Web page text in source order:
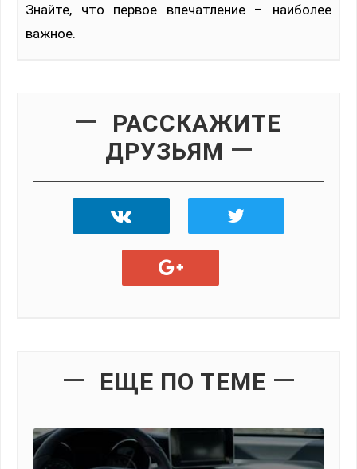
Знайте, что первое впечатление – наиболее
важное.
РАССКАЖИТЕ
ДРУЗЬЯМ
ЕЩЕ ПО ТЕМЕ